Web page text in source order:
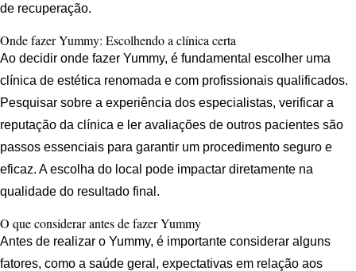
de recuperação.
Onde fazer Yummy: Escolhendo a clínica certa
Ao decidir onde fazer Yummy, é fundamental escolher uma
clínica de estética renomada e com profissionais qualificados.
Pesquisar sobre a experiência dos especialistas, verificar a
reputação da clínica e ler avaliações de outros pacientes são
passos essenciais para garantir um procedimento seguro e
eficaz. A escolha do local pode impactar diretamente na
qualidade do resultado final.
O que considerar antes de fazer Yummy
Antes de realizar o Yummy, é importante considerar alguns
fatores, como a saúde geral, expectativas em relação aos